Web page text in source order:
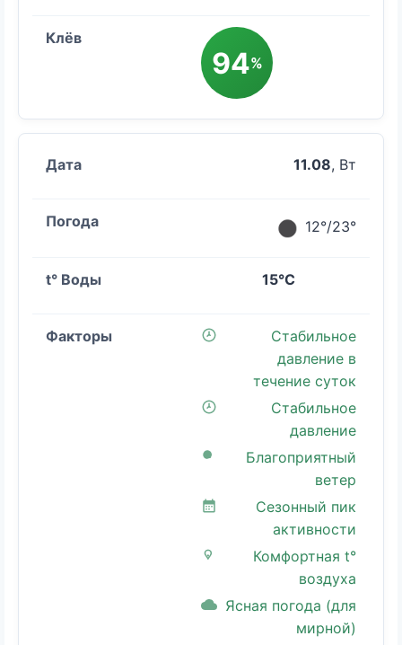
94%
11.08, Вт
12°/23°
15°C
Стабильное
давление в
течение суток
Стабильное
давление
Благоприятный
ветер
Сезонный пик
активности
Комфортная t°
воздуха
Ясная погода (для
мирной)